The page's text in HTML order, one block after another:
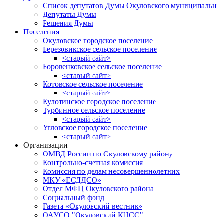
Список депутатов Думы Окуловского
Депутаты Думы
Решения Думы
Поселения
Окуловское городское поселение
Березовикское сельское поселение
<старый сайт>
Боровенковское сельское поселение
<старый сайт>
Котовское сельское поселение
<старый сайт>
Кулотинское городское поселение
Турбинное сельское поселение
<старый сайт>
Угловское городское поселение
<старый сайт>
Организации
ОМВД России по Окуловскому району
Контрольно-счетная комиссия
Комиссия по делам несовершеннолетних
МКУ «ЕСДДСО»
Отдел МФЦ Окуловского района
Социальный фонд
Газета «Окуловский вестник»
ОАУСО "Окуловский КЦСО"